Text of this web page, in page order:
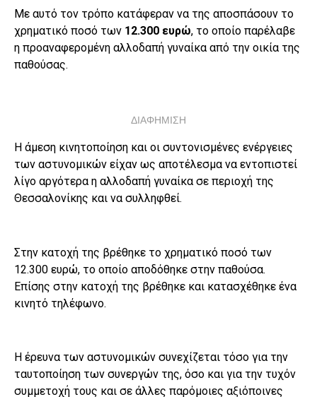
Με αυτό τον τρόπο κατάφεραν να της αποσπάσουν το
χρηματικό ποσό των 12.300 ευρώ, το οποίο παρέλαβε
η προαναφερομένη αλλοδαπή γυναίκα από την οικία της
παθούσας.
ΔΙΑΦΗΜΙΣΗ
Η άμεση κινητοποίηση και οι συντονισμένες ενέργειες
των αστυνομικών είχαν ως αποτέλεσμα να εντοπιστεί
λίγο αργότερα η αλλοδαπή γυναίκα σε περιοχή της
Θεσσαλονίκης και να συλληφθεί.
Στην κατοχή της βρέθηκε το χρηματικό ποσό των
12.300 ευρώ, το οποίο αποδόθηκε στην παθούσα.
Επίσης στην κατοχή της βρέθηκε και κατασχέθηκε ένα
κινητό τηλέφωνο.
Η έρευνα των αστυνομικών συνεχίζεται τόσο για την
ταυτοποίηση των συνεργών της, όσο και για την τυχόν
συμμετοχή τους και σε άλλες παρόμοιες αξιόποινες